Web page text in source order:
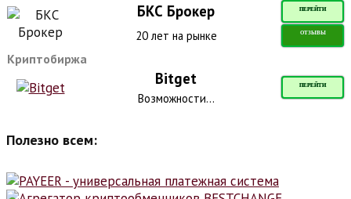
БКС Брокер ПЕРЕЙТИ
20 лет на рынке ОТЗЫВЫ
Криптобиржа
Bitget ПЕРЕЙТИ
Возможности...
Полезно всем: